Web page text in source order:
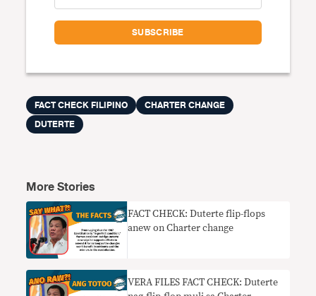
FACT CHECK FILIPINO
CHARTER CHANGE
DUTERTE
More Stories
FACT CHECK: Duterte flip-flops
anew on Charter change
VERA FILES FACT CHECK: Duterte